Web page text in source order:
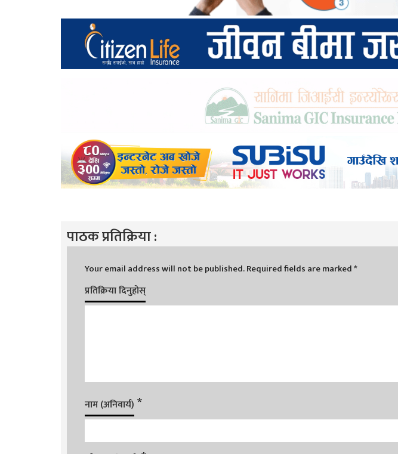
पाठक प्रतिक्रिया :
Your email address will not be published.Required fields are marked*
प्रतिक्रिया दिनुहोस्
नाम (अनिवार्य) *